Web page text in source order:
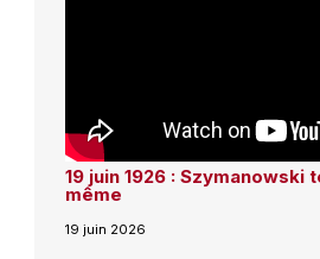
19 juin 1926 : Szymanowski
même
19 juin 2026